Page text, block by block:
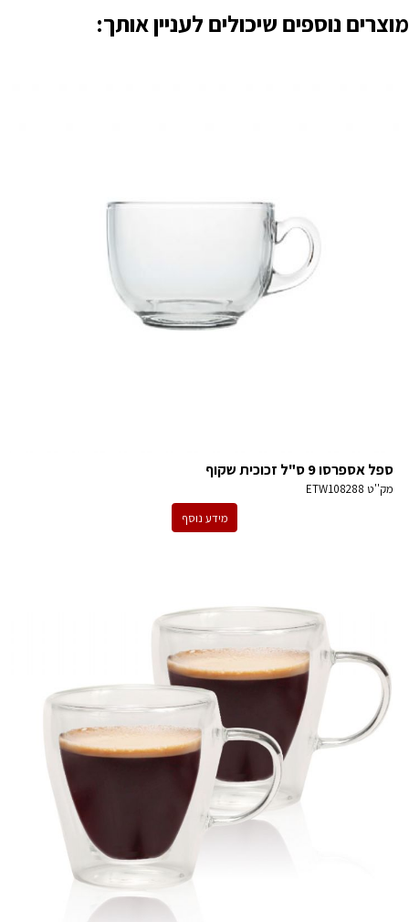
מוצרים נוספים שיכולים לעניין אותך:
ספל אספרסו 9 ס"ל זכוכית שקוף
מק''ט ETW108288
מידע נוסף